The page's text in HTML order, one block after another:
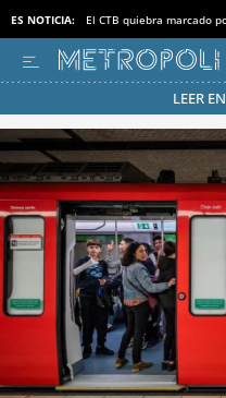
ES NOTICIA: El CTB quiebra marcado
LEER
Pásate al